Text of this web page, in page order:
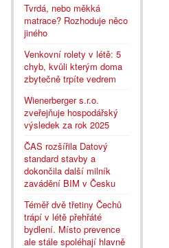
Tvrdá, nebo měkká
matrace? Rozhoduje něco
jiného
Venkovní rolety v létě: 5
chyb, kvůli kterým doma
zbytečně trpíte vedrem
Wienerberger s.r.o.
zveřejňuje hospodářský
výsledek za rok 2025
ČAS rozšířila Datový
standard stavby a
dokončila další milník
zavádění BIM v Česku
Téměř dvě třetiny Čechů
trápí v létě přehřáté
bydlení. Místo prevence
ale stále spoléhají hlavně